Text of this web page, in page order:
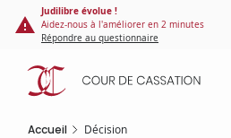
Panneau de gestion des cookies
contenu
principal
Judilibre évolue !
Aidez-nous à l'améliorer en 2 minutes
Répondre au questionnaire
Accueil Décision